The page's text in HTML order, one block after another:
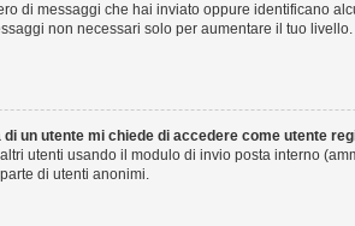
di messaggi che hai inviato oppure identificano
non necessari solo per aumentare il tuo
un utente mi chiede di accedere come utente
utenti usando il modulo di invio posta interno
di utenti anonimi.